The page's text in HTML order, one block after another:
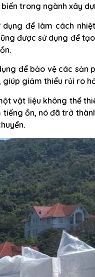
trong ngành xây
để làm cách
được sử dụng để
để bảo vệ các sản
giảm thiểu rủi ro
vật liệu không thể
ồn, nó đã trở